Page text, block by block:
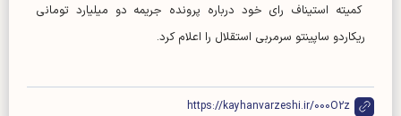
کمیته استیناف رای خود درباره پرونده جریمه دو میلیارد تومانی
ریکاردو ساپینتو سرمربی استقلال را اعلام کرد.
https://kayhanvarzeshi.ir/000O2z